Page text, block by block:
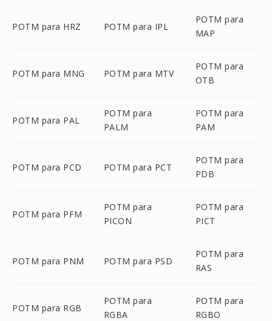
POTM para HRZ POTM para IPL
POTM para
MAP
POTM para MNG POTM para MTV
POTM para
OTB
POTM para PAL
POTM para
PALM
POTM para
PAM
POTM para PCD POTM para PCT
POTM para
PDB
POTM para PFM
POTM para
PICON
POTM para
PICT
POTM para PNM POTM para PSD
POTM para
RAS
POTM para RGB
POTM para
RGBA
POTM para
RGBO